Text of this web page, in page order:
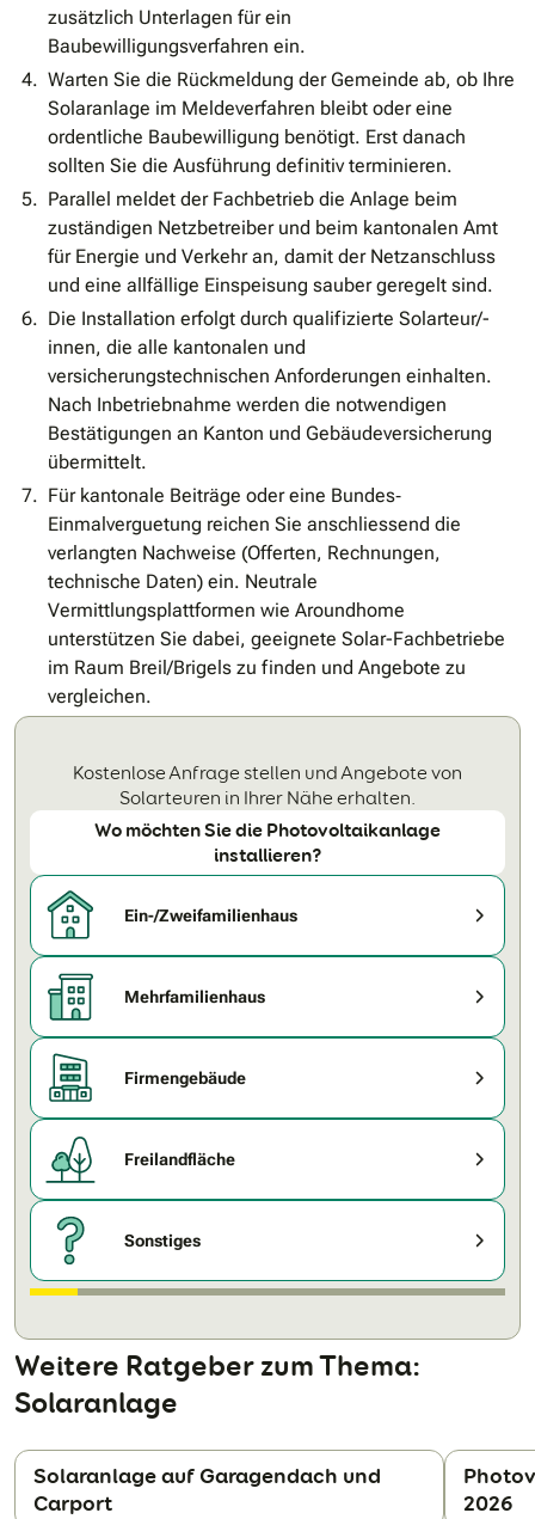
zusätzlich Unterlagen für ein
Baubewilligungsverfahren ein.
Warten Sie die Rückmeldung der Gemeinde ab, ob Ihre
Solaranlage im Meldeverfahren bleibt oder eine
ordentliche Baubewilligung benötigt. Erst danach
sollten Sie die Ausführung definitiv terminieren.
Parallel meldet der Fachbetrieb die Anlage beim
zuständigen Netzbetreiber und beim kantonalen Amt
für Energie und Verkehr an, damit der Netzanschluss
und eine allfällige Einspeisung sauber geregelt sind.
Die Installation erfolgt durch qualifizierte Solarteur/-
innen, die alle kantonalen und
versicherungstechnischen Anforderungen einhalten.
Nach Inbetriebnahme werden die notwendigen
Bestätigungen an Kanton und Gebäudeversicherung
übermittelt.
Für kantonale Beiträge oder eine Bundes‐
Einmalverguetung reichen Sie anschliessend die
verlangten Nachweise (Offerten, Rechnungen,
technische Daten) ein. Neutrale
Vermittlungsplattformen wie Aroundhome
unterstützen Sie dabei, geeignete Solar-Fachbetriebe
im Raum Breil/Brigels zu finden und Angebote zu
vergleichen.
Kostenlose Anfrage stellen und Angebote von
Solarteuren in Ihrer Nähe erhalten.
Wo möchten Sie die Photovoltaikanlage
installieren?
Ein-/Zweifamilienhaus
Mehrfamilienhaus
Firmengebäude
Freilandfläche
Sonstiges
Weitere Ratgeber zum Thema:
Solaranlage
Solaranlage auf Garagendach und
Carport
2026